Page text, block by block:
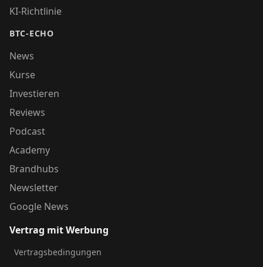
KI-Richtlinie
BTC-ECHO
News
Kurse
Investieren
Reviews
Podcast
Academy
Brandhubs
Newsletter
Google News
Vertrag mit Werbung
Vertragsbedingungen